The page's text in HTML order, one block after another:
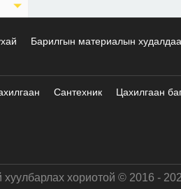
Барилгын материалын
Сантехник Цахилгаан
хориотой © 2016 -